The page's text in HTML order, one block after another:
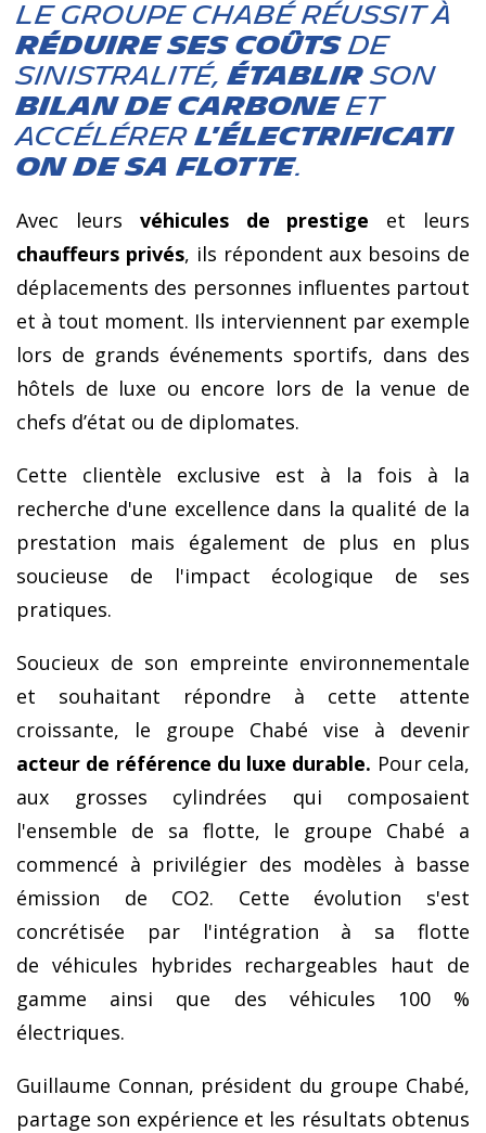
LE GROUPE CHABéRéussit à
RéDUIRE SES COÛTSDE
Sinistralité,éTABLIRSON
BILAN DE CARBONEET
accélérer l'électrificati
onDe sa flotte.
Avec leurs véhicules de prestige et leurs
chauffeurs privés, ils répondent aux besoins de
déplacements des personnes influentes partout
et à tout moment. Ils interviennent par exemple
lors de grands événements sportifs, dans des
hôtels de luxe ou encore lors de la venue de
chefs d’état ou de diplomates.
Cette clientèle exclusive est à la fois à la
recherche d'une excellence dans la qualité de la
prestation mais également de plus en plus
soucieuse de l'impact écologique de ses
pratiques.
Soucieux de son empreinte environnementale
et souhaitant répondre à cette attente
croissante, le groupe Chabé vise à devenir
acteur de référence du luxe durable. Pour cela,
aux grosses cylindrées qui composaient
l'ensemble de sa flotte, le groupe Chabé a
commencé à privilégier des modèles à basse
émission de CO2. Cette évolution s'est
concrétisée par l'intégration à sa flotte
de véhicules hybrides rechargeables haut de
gamme ainsi que des véhicules 100 %
électriques.
Guillaume Connan, président du groupe Chabé,
partage son expérience et les résultats obtenus